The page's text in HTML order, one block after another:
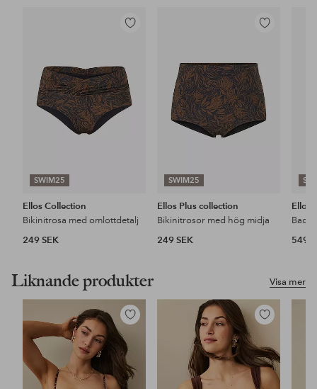
SWIM25
Lägg
favoriter
Ellos Collection
Bikinitrosa med omlottdetalj
249 SEK
SWIM25
Lägg
favoriter
Ellos Plus collection
Bikinitrosor med hög midja
249 SEK
Ellos
549
Visa mer
Liknande produkter
Lägg
till
i
favoriter
Lägg
i
favoriter